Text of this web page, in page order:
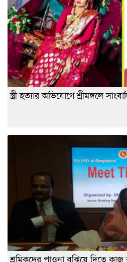
স্ত্রী হত্যার অভিযোগে শ্রীমঙ্গলে
শ্রমিকদের পাওনা বুঝিয়ে দিতে